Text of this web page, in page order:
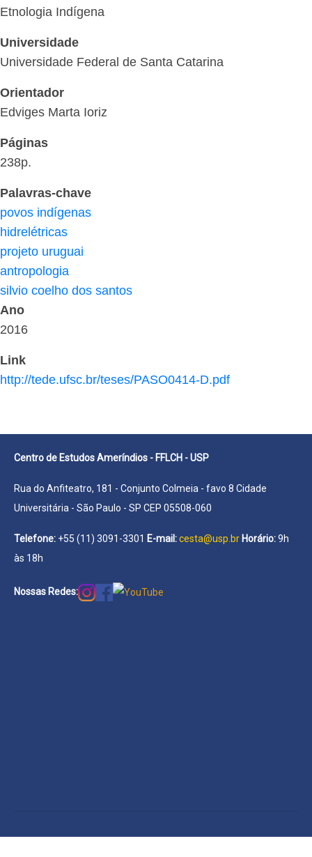
Etnologia Indígena
Universidade
Universidade Federal de Santa Catarina
Orientador
Edviges Marta Ioriz
Páginas
238p.
Palavras-chave
povos indígenas
hidrelétricas
projeto uruguai
antropologia
silvio coelho dos santos
Ano
2016
Link
http://tede.ufsc.br/teses/PASO0414-D.pdf
Centro de Estudos Ameríndios - FFLCH - USP
Rua do Anfiteatro, 181 - Conjunto Colmeia - favo 8 Cidade
Universitária - São Paulo - SP CEP 05508-060
Telefone: +55 (11) 3091-3301 E-mail:cesta@usp.br Horário:9h
às 18h
Nossas Redes: